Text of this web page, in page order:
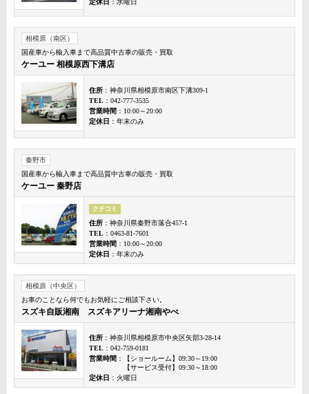
定休日 ：水曜日
相模原（南区）
国産車から輸入車まで高品質中古車の販売・買取
ケーユー 相模原西下溝店
住所 ：神奈川県相模原市南区下溝309-1
TEL ：042-777-3535
営業時間 ：10:00～20:00
定休日 ：年末のみ
秦野市
国産車から輸入車まで高品質中古車の販売・買取
ケーユー 秦野店
クチコミ
住所 ：神奈川県秦野市落合457-1
TEL ：0463-81-7601
営業時間 ：10:00～20:00
定休日 ：年末のみ
相模原（中央区）
お車のことなら何でもお気軽にご相談下さい。
スズキ自販湘南 スズキアリーナ湘南やべ
住所 ：神奈川県相模原市中央区矢部3-28-14
TEL ：042-759-0181
営業時間 ：【ショールーム】09:30～19:00
【サービス受付】09:30～18:00
定休日 ：火曜日